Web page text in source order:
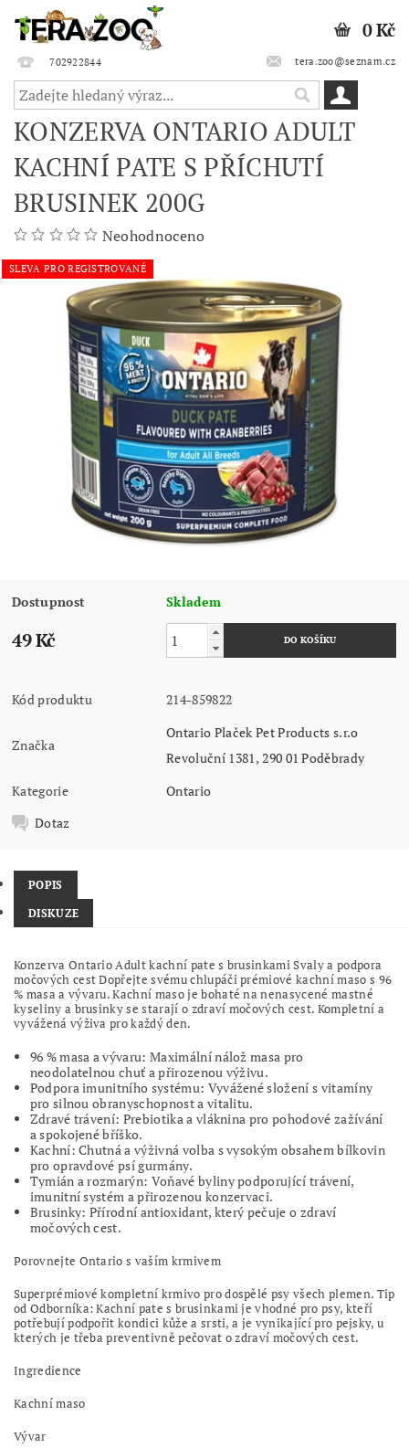
702922844 tera.zoo@seznam.cz
0 Kč
KONZERVA ONTARIO ADULT
KACHNÍ PATE S PŘÍCHUTÍ
BRUSINEK 200G
Neohodnoceno
SLEVA PRO REGISTROVANÉ
Dostupnost Skladem
49 Kč
Kód produktu 214-859822
Značka
Ontario Plaček Pet Products s.r.o
Revoluční 1381, 290 01 Poděbrady
Kategorie
Ontario
Dotaz
POPIS
DISKUZE
Konzerva Ontario Adult kachní pate s brusinkami Svaly a podpora
močových cest Dopřejte svému chlupáči prémiové kachní maso s 96
% masa a vývaru. Kachní maso je bohaté na nenasycené mastné
kyseliny a brusinky se starají o zdraví močových cest. Kompletní a
vyvážená výživa pro každý den.
96 % masa a vývaru: Maximální nálož masa pro
neodolatelnou chuť a přirozenou výživu.
Podpora imunitního systému: Vyvážené složení s vitamíny
pro silnou obranyschopnost a vitalitu.
Zdravé trávení: Prebiotika a vláknina pro pohodové zažívání
a spokojené bříško.
Kachní: Chutná a výživná volba s vysokým obsahem bílkovin
pro opravdové psí gurmány.
Tymián a rozmarýn: Voňavé byliny podporující trávení,
imunitní systém a přirozenou konzervaci.
Brusinky: Přírodní antioxidant, který pečuje o zdraví
močových cest.
Porovnejte Ontario s vaším krmivem
Superprémiové kompletní krmivo pro dospělé psy všech plemen. Tip
od Odborníka: Kachní pate s brusinkami je vhodné pro psy, kteří
potřebují podpořit kondici kůže a srsti, a je vynikající pro pejsky, u
kterých je třeba preventivně pečovat o zdraví močových cest.
Ingredience
Kachní maso
Vývar